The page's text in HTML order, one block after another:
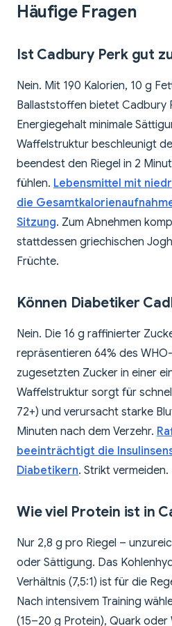
Häufige Fragen
Ist Cadbury Perk gut
Nein. Mit 190 Kalorien, 10 g
Ballaststoffen bietet Cadbury
Energiegehalt minimale
Waffelstruktur beschleunigt
beendest den Riegel in 2
fühlen. Lebensmittel mit
die
Sitzung. Zum Abnehmen
stattdessen griechischen
Früchte.
Können Diabetiker
Nein. Die 16 g raffinierter
repräsentieren 64% des
zugesetzten Zucker in einer
Waffelstruktur sorgt für
72+) und verursacht starke
Minuten nach dem Verzehr.
beeinträchtigt die
Diabetikern. Strikt vermeiden.
Wie viel Protein ist in
Nur 2,8 g pro Riegel –
oder Sättigung. Das
Verhältnis (7,5:1) ist für die
Nach intensivem Training
(15–20 g Protein), Quark oder